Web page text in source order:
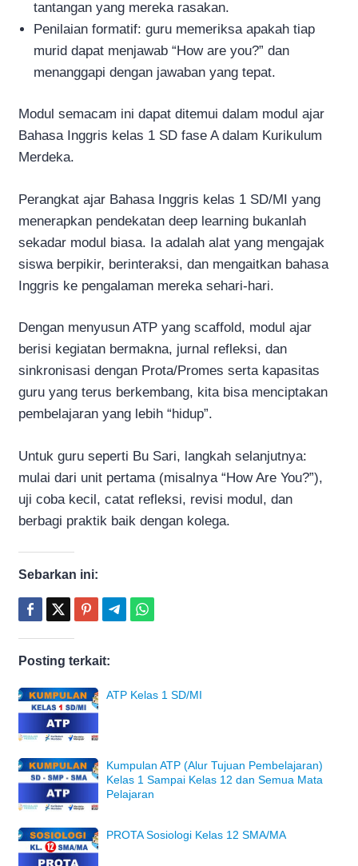
tantangan yang mereka rasakan.
Penilaian formatif: guru memeriksa apakah tiap
murid dapat menjawab “How are you?” dan
menanggapi dengan jawaban yang tepat.
Modul semacam ini dapat ditemui dalam modul ajar
Bahasa Inggris kelas 1 SD fase A dalam Kurikulum
Merdeka.
Perangkat ajar Bahasa Inggris kelas 1 SD/MI yang
menerapkan pendekatan deep learning bukanlah
sekadar modul biasa. Ia adalah alat yang mengajak
siswa berpikir, berinteraksi, dan mengaitkan bahasa
Inggris ke pengalaman mereka sehari-hari.
Dengan menyusun ATP yang scaffold, modul ajar
berisi kegiatan bermakna, jurnal refleksi, dan
sinkronisasi dengan Prota/Promes serta kapasitas
guru yang terus berkembang, kita bisa menciptakan
pembelajaran yang lebih “hidup”.
Untuk guru seperti Bu Sari, langkah selanjutnya:
mulai dari unit pertama (misalnya “How Are You?”),
uji coba kecil, catat refleksi, revisi modul, dan
berbagi praktik baik dengan kolega.
Sebarkan ini:
Posting terkait:
ATP Kelas 1 SD/MI
Kumpulan ATP (Alur Tujuan Pembelajaran)
Kelas 1 Sampai Kelas 12 dan Semua Mata
Pelajaran
PROTA Sosiologi Kelas 12 SMA/MA